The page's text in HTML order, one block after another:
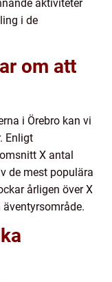
aktiviteter
i de
om att
i Örebro kan vi
Enligt
X antal
de mest populära
årligen över X